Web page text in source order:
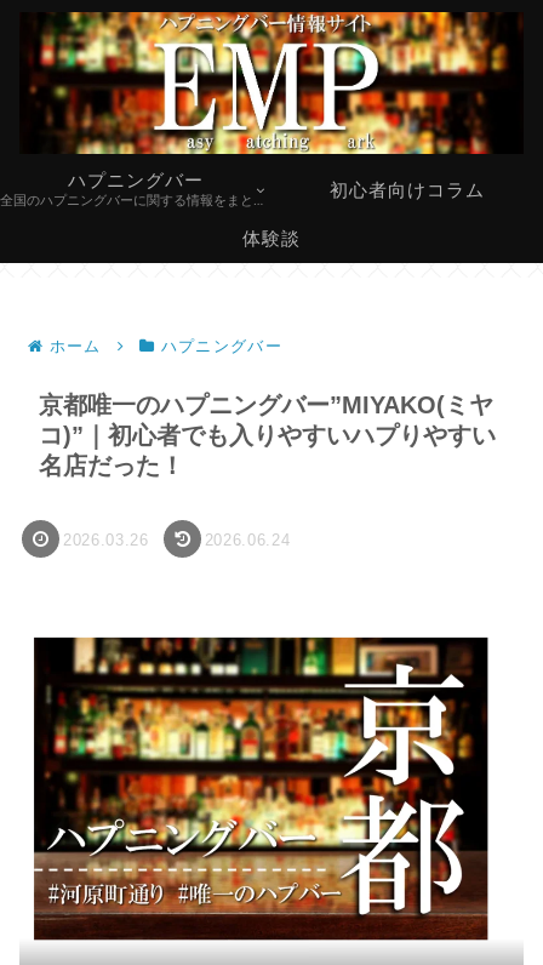
ハプニングバー
全国のハプニングバーに関する情報をまとめています。 初心者向けコラム
体験談
ホーム ハプニングバー
京都唯一のハプニングバー”MIYAKO(ミヤ
コ)”｜初心者でも入りやすいハプりやすい
名店だった！
2026.03.26 2026.06.24